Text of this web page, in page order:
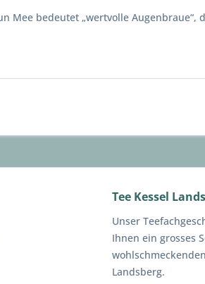
bedeutet „wertvolle Augenbraue“,
Tee Kessel
Unser
Ihnen ein grosses
Landsberg.